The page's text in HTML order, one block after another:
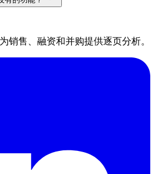
标签页可见性检测的逐页分析、
内置开票、AI 智能体 MCP 服务
按用户费用的透明统一定价。
销售、融资和并购提供逐页分析。